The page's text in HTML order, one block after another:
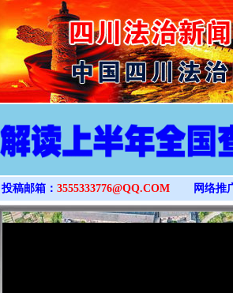
投稿邮箱： 3555333776@QQ.COM 网络推